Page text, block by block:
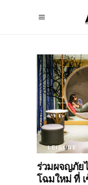
LEISURE
ร่วมผจญภัยไ
โฉมใหม่ ที่